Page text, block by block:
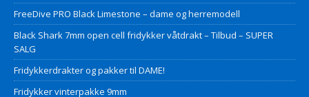
FreeDive PRO Black Limestone – dame og herremodell
Black Shark 7mm open cell fridykker våtdrakt – Tilbud – SUPER
SALG
Fridykkerdrakter og pakker til DAME!
Fridykker vinterpakke 9mm